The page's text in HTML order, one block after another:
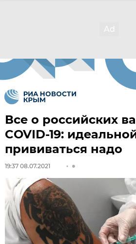
Все о российских
COVID-19:
прививаться надо
19:37 08.07.2021